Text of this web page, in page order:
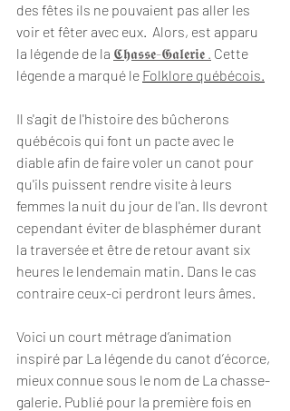
des fêtes ils ne pouvaient pas aller les
voir et fêter avec eux.  Alors, est apparu
la légende de la 𝕮𝖍𝖆𝖘𝖘𝖊-𝕲𝖆𝖑𝖊𝖗𝖎𝖊 . Cette
légende a marqué le Folklore québécois.
Il s'agit de l'histoire des bûcherons
québécois qui font un pacte avec le
diable afin de faire voler un canot pour
qu'ils puissent rendre visite à leurs
femmes la nuit du jour de l'an. Ils devront
cependant éviter de blasphémer durant
la traversée et être de retour avant six
heures le lendemain matin. Dans le cas
contraire ceux-ci perdront leurs âmes.
Voici un court métrage d’animation
inspiré par La légende du canot d’écorce,
mieux connue sous le nom de La chasse-
galerie. Publié pour la première fois en